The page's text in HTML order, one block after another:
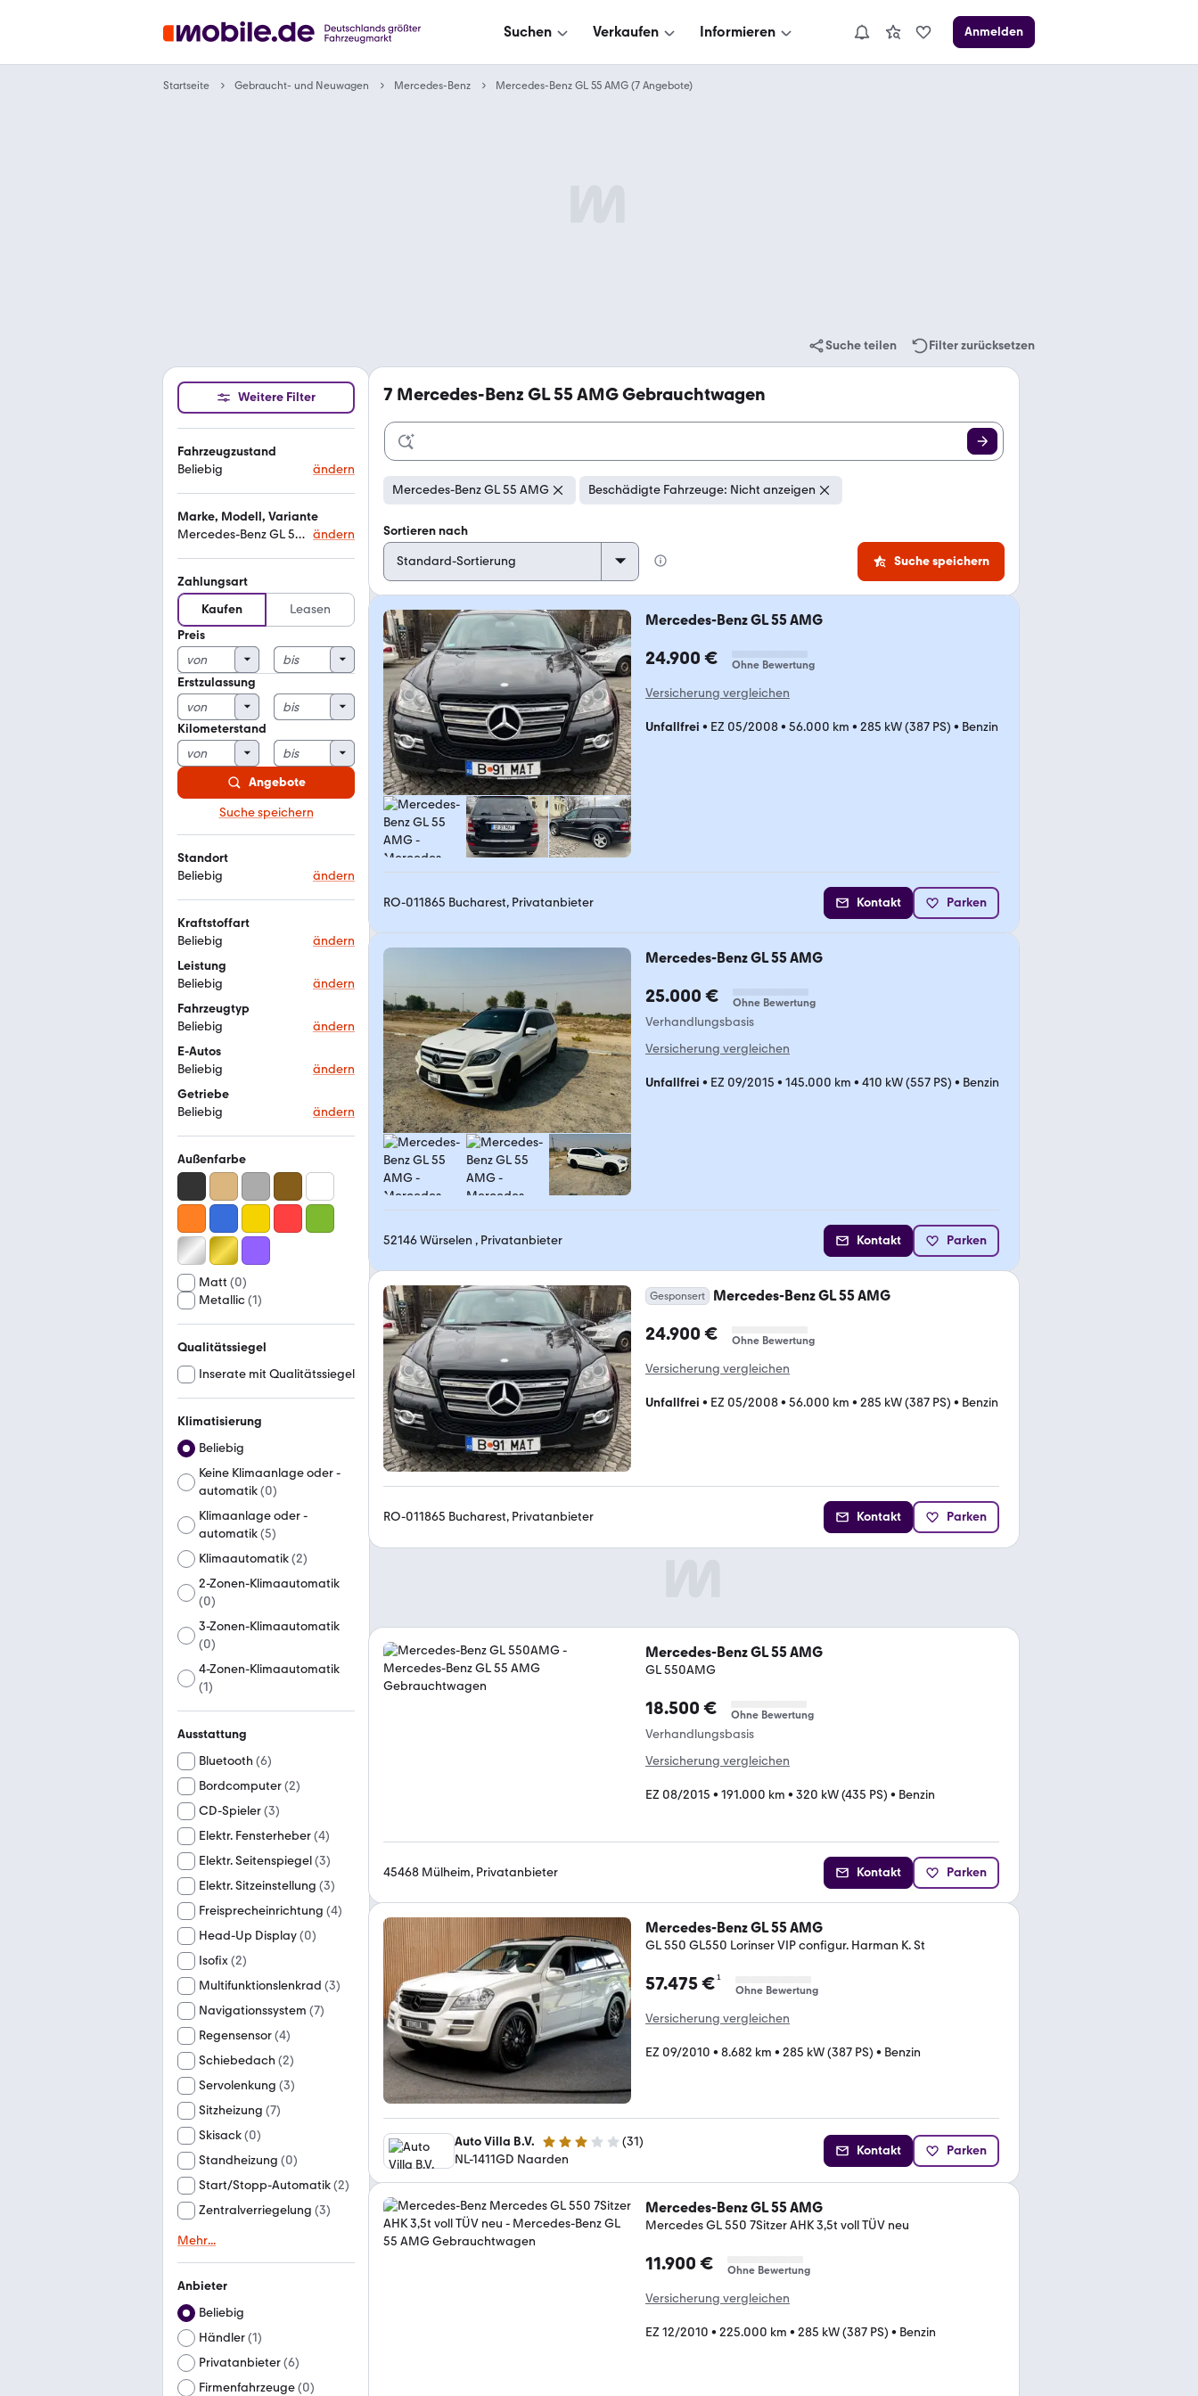
Suchen Verkaufen Informieren Anmelden
Startseite Gebraucht- und Neuwagen Mercedes-Benz Mercedes-Benz GL 55 AMG (7 Angebote)
Suche teilen Filter zurücksetzen
Weitere Filter
Fahrzeugzustand
Beliebig
ändern
Marke, Modell, Variante
Mercedes-Benz GL 55 AMG ändern
Zahlungsart
Kaufen
Leasen
Preis
Erstzulassung
Kilometerstand
Angebote
Suche speichern
Standort
Beliebig
ändern
Kraftstoffart
Beliebig
ändern
Leistung
Beliebig
ändern
Fahrzeugtyp
Beliebig
ändern
E-Autos
Beliebig
ändern
Getriebe
Beliebig
ändern
Außenfarbe
Matt (0)
Metallic(1)
Qualitätssiegel
Inserate mit Qualitätssiegel
Klimatisierung
Beliebig
Keine Klimaanlage oder -
automatik(0)
Klimaanlage oder -
automatik(5)
Klimaautomatik(2)
2-Zonen-Klimaautomatik
(0)
3-Zonen-Klimaautomatik
(0)
4-Zonen-Klimaautomatik
(1)
Ausstattung
Bluetooth (6)
Bordcomputer(2)
CD-Spieler(3)
Elektr. Fensterheber(4)
Elektr. Seitenspiegel(3)
Elektr. Sitzeinstellung (3)
Freisprecheinrichtung (4)
Head-Up Display(0)
Isofix(2)
Multifunktionslenkrad (3)
Navigationssystem (7)
Regensensor(4)
Schiebedach (2)
Servolenkung (3)
Sitzheizung (7)
Skisack(0)
Standheizung (0)
Start/Stopp-Automatik(2)
Zentralverriegelung (3)
Mehr...
Anbieter
Beliebig
Händler(1)
Privatanbieter(6)
Firmenfahrzeuge(0)
7 Mercedes-Benz GL 55 AMG Gebrauchtwagen
Mercedes-Benz GL 55 AMG Beschädigte Fahrzeuge: Nicht anzeigen
Sortieren nach
Suche speichern
Mercedes-Benz GL 55 AMG
24.900 € Ohne Bewertung
Versicherung vergleichen
Unfallfrei • EZ 05/2008• 56.000 km • 285 kW (387 PS) • Benzin
RO-011865 Bucharest, Privatanbieter Kontakt Parken
Mercedes-Benz GL 55 AMG
25.000 € Ohne Bewertung
Verhandlungsbasis
Versicherung vergleichen
Unfallfrei • EZ 09/2015 • 145.000 km • 410 kW (557 PS) • Benzin
52146 Würselen , Privatanbieter Kontakt Parken
Gesponsert Mercedes-Benz GL 55 AMG
24.900 € Ohne Bewertung
Versicherung vergleichen
Unfallfrei • EZ 05/2008• 56.000 km • 285 kW (387 PS) • Benzin
RO-011865 Bucharest, Privatanbieter Kontakt Parken
Mercedes-Benz GL 55 AMG
GL 550AMG
18.500 € Ohne Bewertung
Verhandlungsbasis
Versicherung vergleichen
EZ 08/2015 • 191.000 km • 320 kW (435 PS) • Benzin
45468 Mülheim, Privatanbieter Kontakt Parken
Mercedes-Benz GL 55 AMG
GL 550 GL550 Lorinser VIP configur. Harman K. St
57.475 €¹
Ohne Bewertung
Versicherung vergleichen
EZ 09/2010 • 8.682 km • 285 kW (387 PS) • Benzin
Auto Villa B.V. 3 Sterne (31)
NL-1411GD Naarden
Kontakt Parken
Mercedes-Benz GL 55 AMG
Mercedes GL 550 7Sitzer AHK 3,5t voll TÜV neu
11.900 € Ohne Bewertung
Versicherung vergleichen
EZ 12/2010 • 225.000 km • 285 kW (387 PS) • Benzin